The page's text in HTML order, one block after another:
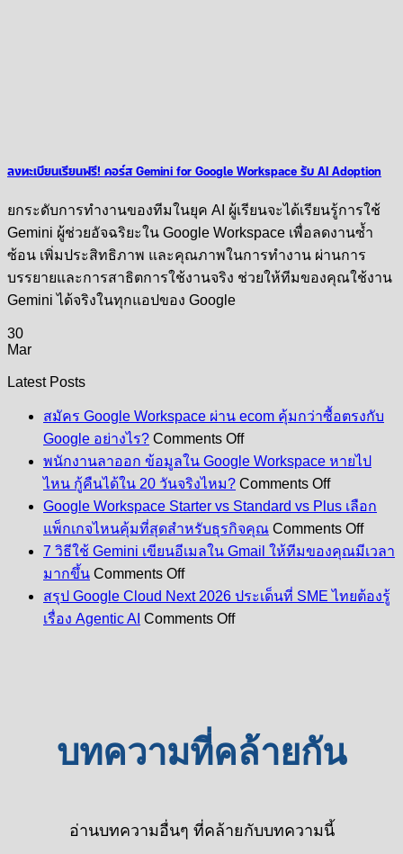
ลงทะเบียนเรียนฟรี! คอร์ส Gemini for Google Workspace รับ AI Adoption
ยกระดับการทำงานของทีมในยุค AI ผู้เรียนจะได้เรียนรู้การใช้
Gemini ผู้ช่วยอัจฉริยะใน Google Workspace เพื่อลดงานซ้ำ
ซ้อน เพิ่มประสิทธิภาพ และคุณภาพในการทำงาน ผ่านการ
บรรยายและการสาธิตการใช้งานจริง ช่วยให้ทีมของคุณใช้งาน
Gemini ได้จริงในทุกแอปของ Google
30
Mar
Latest Posts
สมัคร Google Workspace ผ่าน ecom คุ้มกว่าซื้อตรงกับ
Google อย่างไร? Comments Offon
สมัคร
Google
Workspace
ผ่าน
ecom
คุ้ม
ซื้อ
พนักงานลาออก ข้อมูลใน Google Workspace หายไป
ไหน กู้คืนได้ใน 20 วันจริงไหม? Comments Offon
พนักงาน
ลา
ใน
Google
ได้
วัน
จริง
Google Workspace Starter vs Standard vs Plus เลือก
แพ็กเกจไหนคุ้มที่สุดสำหรับธุรกิจคุณ Comments Offon
vs
7 วิธีใช้ Gemini เขียนอีเมลใน Gmail ให้ทีมของคุณมีเวลา
มากขึ้น Comments Offon
วิธี
ใช้
Gmail
ให้
คุณ
มี
สรุป Google Cloud Next 2026 ประเด็นที่ SME ไทยต้องรู้
เรื่อง Agentic AI Comments Offon
ที่
SME
รู้
บทความที่คล้ายกัน
อ่านบทความอื่นๆ ที่คล้ายกับบทความนี้